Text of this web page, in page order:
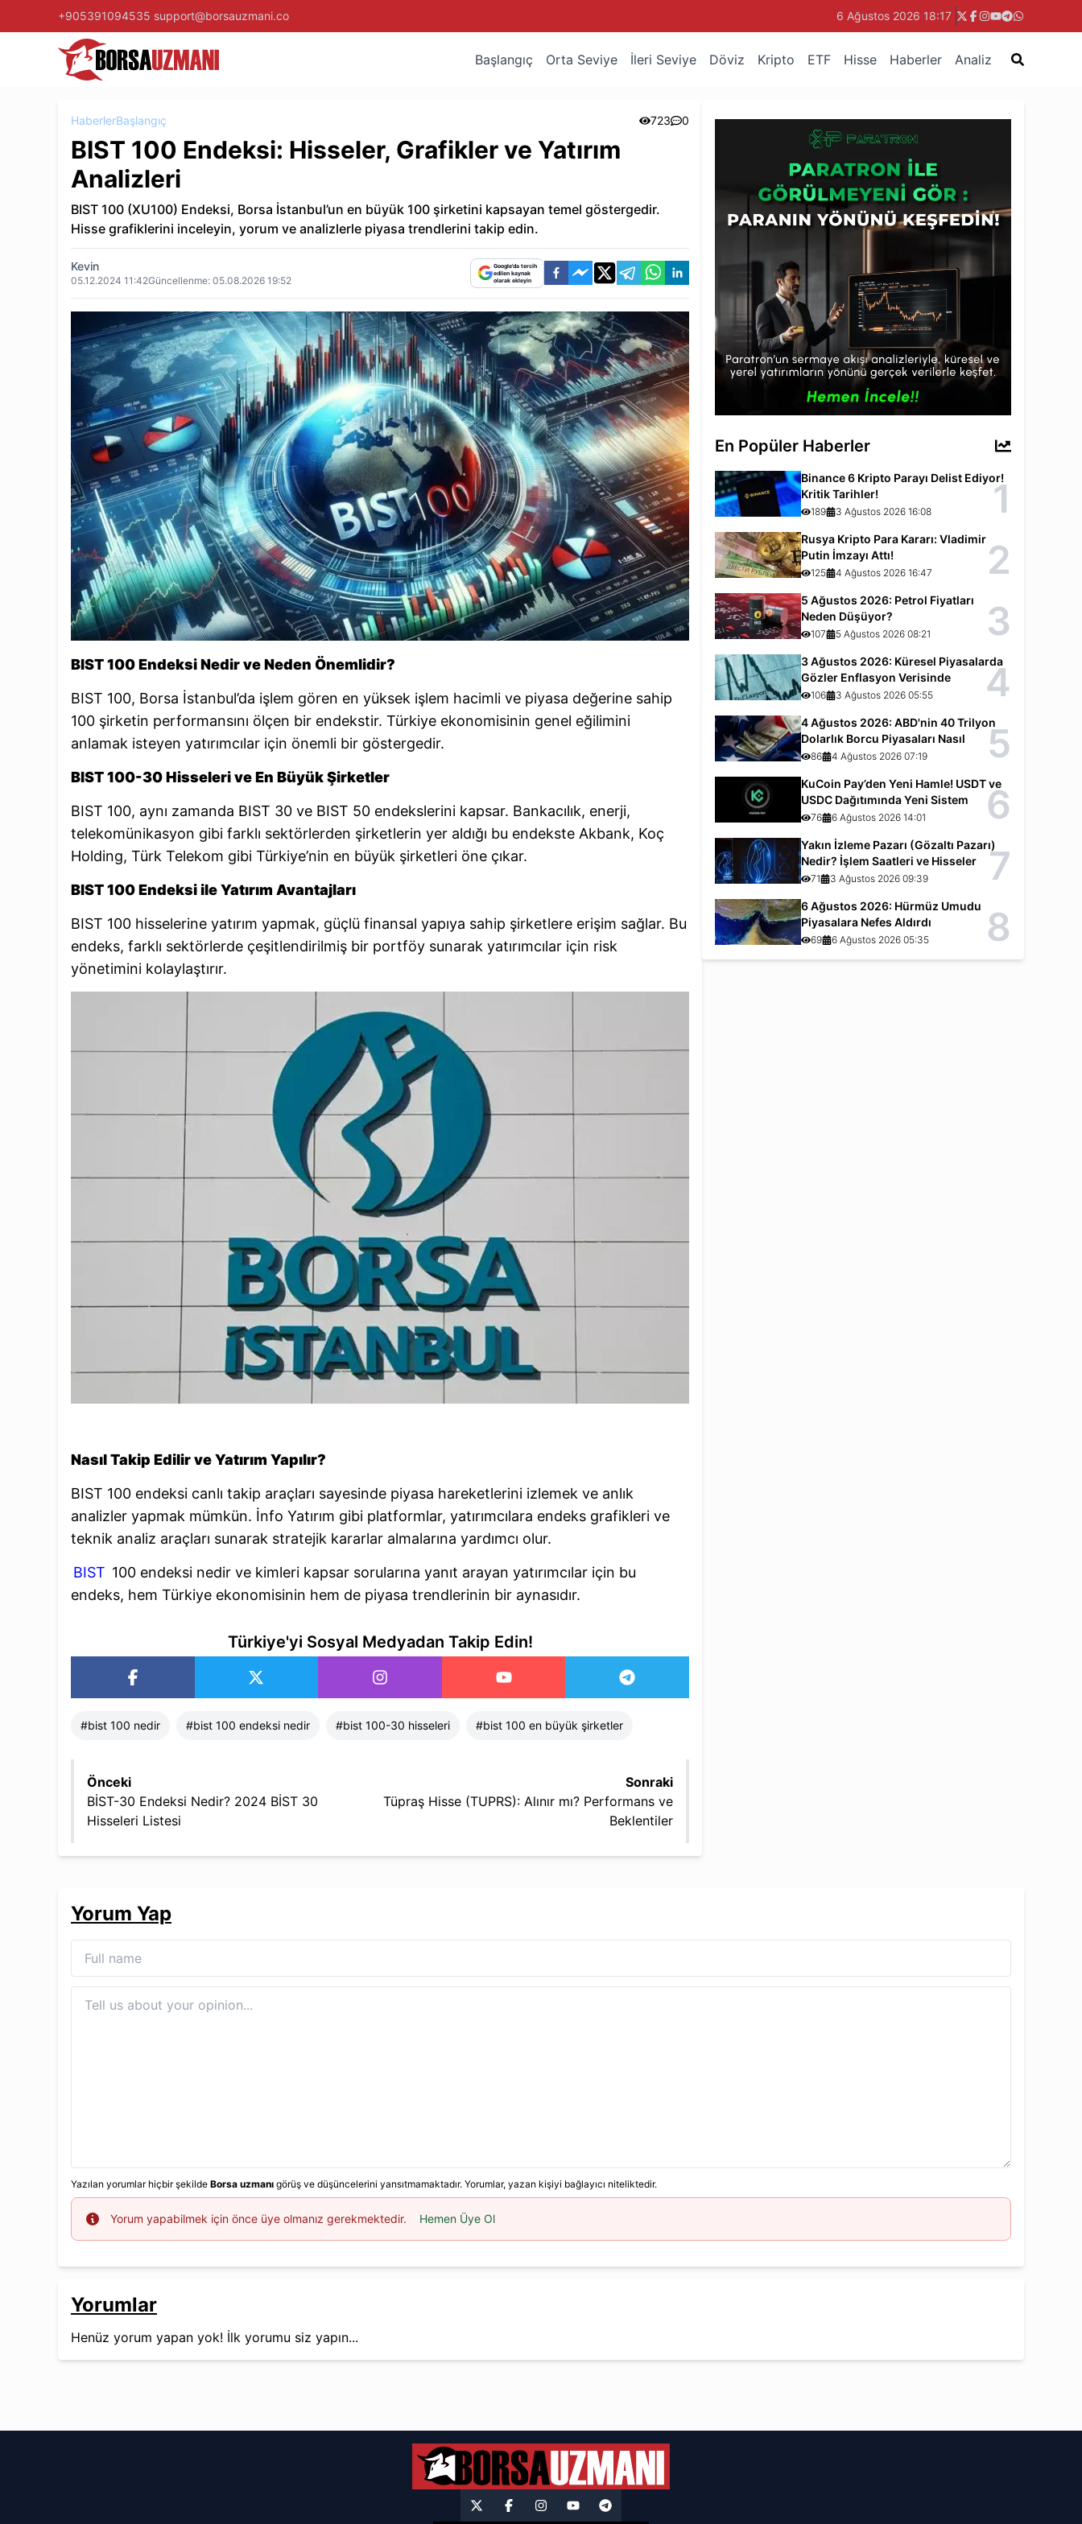
+905391094535 support@borsauzmani.co 6 Ağustos 2026 18:17
Başlangıç Orta Seviye İleri Seviye Döviz Kripto ETF Hisse Haberler Analiz
HaberlerBaşlangıç 723 0
BIST 100 Endeksi: Hisseler, Grafikler ve Yatırım
Analizleri
BIST 100 (XU100) Endeksi, Borsa İstanbul’un en büyük 100 şirketini kapsayan temel göstergedir.
Hisse grafiklerini inceleyin, yorum ve analizlerle piyasa trendlerini takip edin.
Kevin
05.12.2024 11:42Güncellenme: 05.08.2026 19:52
Google'da tercih
edilen kaynak
olarak ekleyin
BIST 100 Endeksi Nedir ve Neden Önemlidir?
BIST 100, Borsa İstanbul’da işlem gören en yüksek işlem hacimli ve piyasa değerine sahip
100 şirketin performansını ölçen bir endekstir. Türkiye ekonomisinin genel eğilimini
anlamak isteyen yatırımcılar için önemli bir göstergedir.
BIST 100-30 Hisseleri ve En Büyük Şirketler
BIST 100, aynı zamanda BIST 30 ve BIST 50 endekslerini kapsar. Bankacılık, enerji,
telekomünikasyon gibi farklı sektörlerden şirketlerin yer aldığı bu endekste Akbank, Koç
Holding, Türk Telekom gibi Türkiye’nin en büyük şirketleri öne çıkar.
BIST 100 Endeksi ile Yatırım Avantajları
BIST 100 hisselerine yatırım yapmak, güçlü finansal yapıya sahip şirketlere erişim sağlar. Bu
endeks, farklı sektörlerde çeşitlendirilmiş bir portföy sunarak yatırımcılar için risk
yönetimini kolaylaştırır.
Nasıl Takip Edilir ve Yatırım Yapılır?
BIST 100 endeksi canlı takip araçları sayesinde piyasa hareketlerini izlemek ve anlık
analizler yapmak mümkün. İnfo Yatırım gibi platformlar, yatırımcılara endeks grafikleri ve
teknik analiz araçları sunarak stratejik kararlar almalarına yardımcı olur.
BIST 100 endeksi nedir ve kimleri kapsar sorularına yanıt arayan yatırımcılar için bu
endeks, hem Türkiye ekonomisinin hem de piyasa trendlerinin bir aynasıdır.
Türkiye'yi Sosyal Medyadan Takip Edin!
#bist 100 nedir #​bist 100 endeksi nedir #bist 100-30 hisseleri​ #bist 100 en büyük şirketler
Önceki
BİST-30 Endeksi Nedir? 2024 BİST 30
Hisseleri Listesi
Sonraki
Tüpraş Hisse (TUPRS): Alınır mı? Performans ve
Beklentiler
En Popüler Haberler
Binance 6 Kripto Parayı Delist Ediyor!
Kritik Tarihler!
189 3 Ağustos 2026 16:08 1
Rusya Kripto Para Kararı: Vladimir
Putin İmzayı Attı!
125 4 Ağustos 2026 16:47 2
5 Ağustos 2026: Petrol Fiyatları
Neden Düşüyor?
107 5 Ağustos 2026 08:21 3
3 Ağustos 2026: Küresel Piyasalarda
Gözler Enflasyon Verisinde
106 3 Ağustos 2026 05:55 4
4 Ağustos 2026: ABD'nin 40 Trilyon
Dolarlık Borcu Piyasaları Nasıl
Etkiliyor?
86 4 Ağustos 2026 07:19 5
KuCoin Pay’den Yeni Hamle! USDT ve
USDC Dağıtımında Yeni Sistem
76 6 Ağustos 2026 14:01 6
Yakın İzleme Pazarı (Gözaltı Pazarı)
Nedir? İşlem Saatleri ve Hisseler
71 3 Ağustos 2026 09:39 7
6 Ağustos 2026: Hürmüz Umudu
Piyasalara Nefes Aldırdı
69 6 Ağustos 2026 05:35 8
Yorum Yap
Yazılan yorumlar hiçbir şekilde Borsa uzmanı görüş ve düşüncelerini yansıtmamaktadır. Yorumlar, yazan kişiyi bağlayıcı niteliktedir.
Info Yorum yapabilmek için önce üye olmanız gerekmektedir. Hemen Üye Ol
Yorumlar
Henüz yorum yapan yok! İlk yorumu siz yapın...